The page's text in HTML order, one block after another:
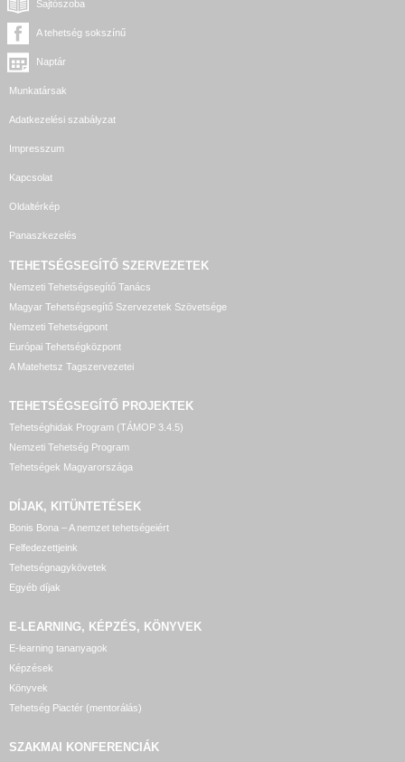
Sajtószoba
A tehetség sokszínű
Naptár
Munkatársak
Adatkezelési szabályzat
Impresszum
Kapcsolat
Oldaltérkép
Panaszkezelés
TEHETSÉGSEGÍTŐ SZERVEZETEK
Nemzeti Tehetségsegítő Tanács
Magyar Tehetségsegítő Szervezetek Szövetsége
Nemzeti Tehetségpont
Európai Tehetségközpont
A Matehetsz Tagszervezetei
TEHETSÉGSEGÍTŐ PROJEKTEK
Tehetséghidak Program (TÁMOP 3.4.5)
Nemzeti Tehetség Program
Tehetségek Magyarországa
DÍJAK, KITÜNTETÉSEK
Bonis Bona – A nemzet tehetségeiért
Felfedezettjeink
Tehetségnagykövetek
Egyéb díjak
E-LEARNING, KÉPZÉS, KÖNYVEK
E-learning tananyagok
Képzések
Könyvek
Tehetség Piactér (mentorálás)
SZAKMAI KONFERENCIÁK